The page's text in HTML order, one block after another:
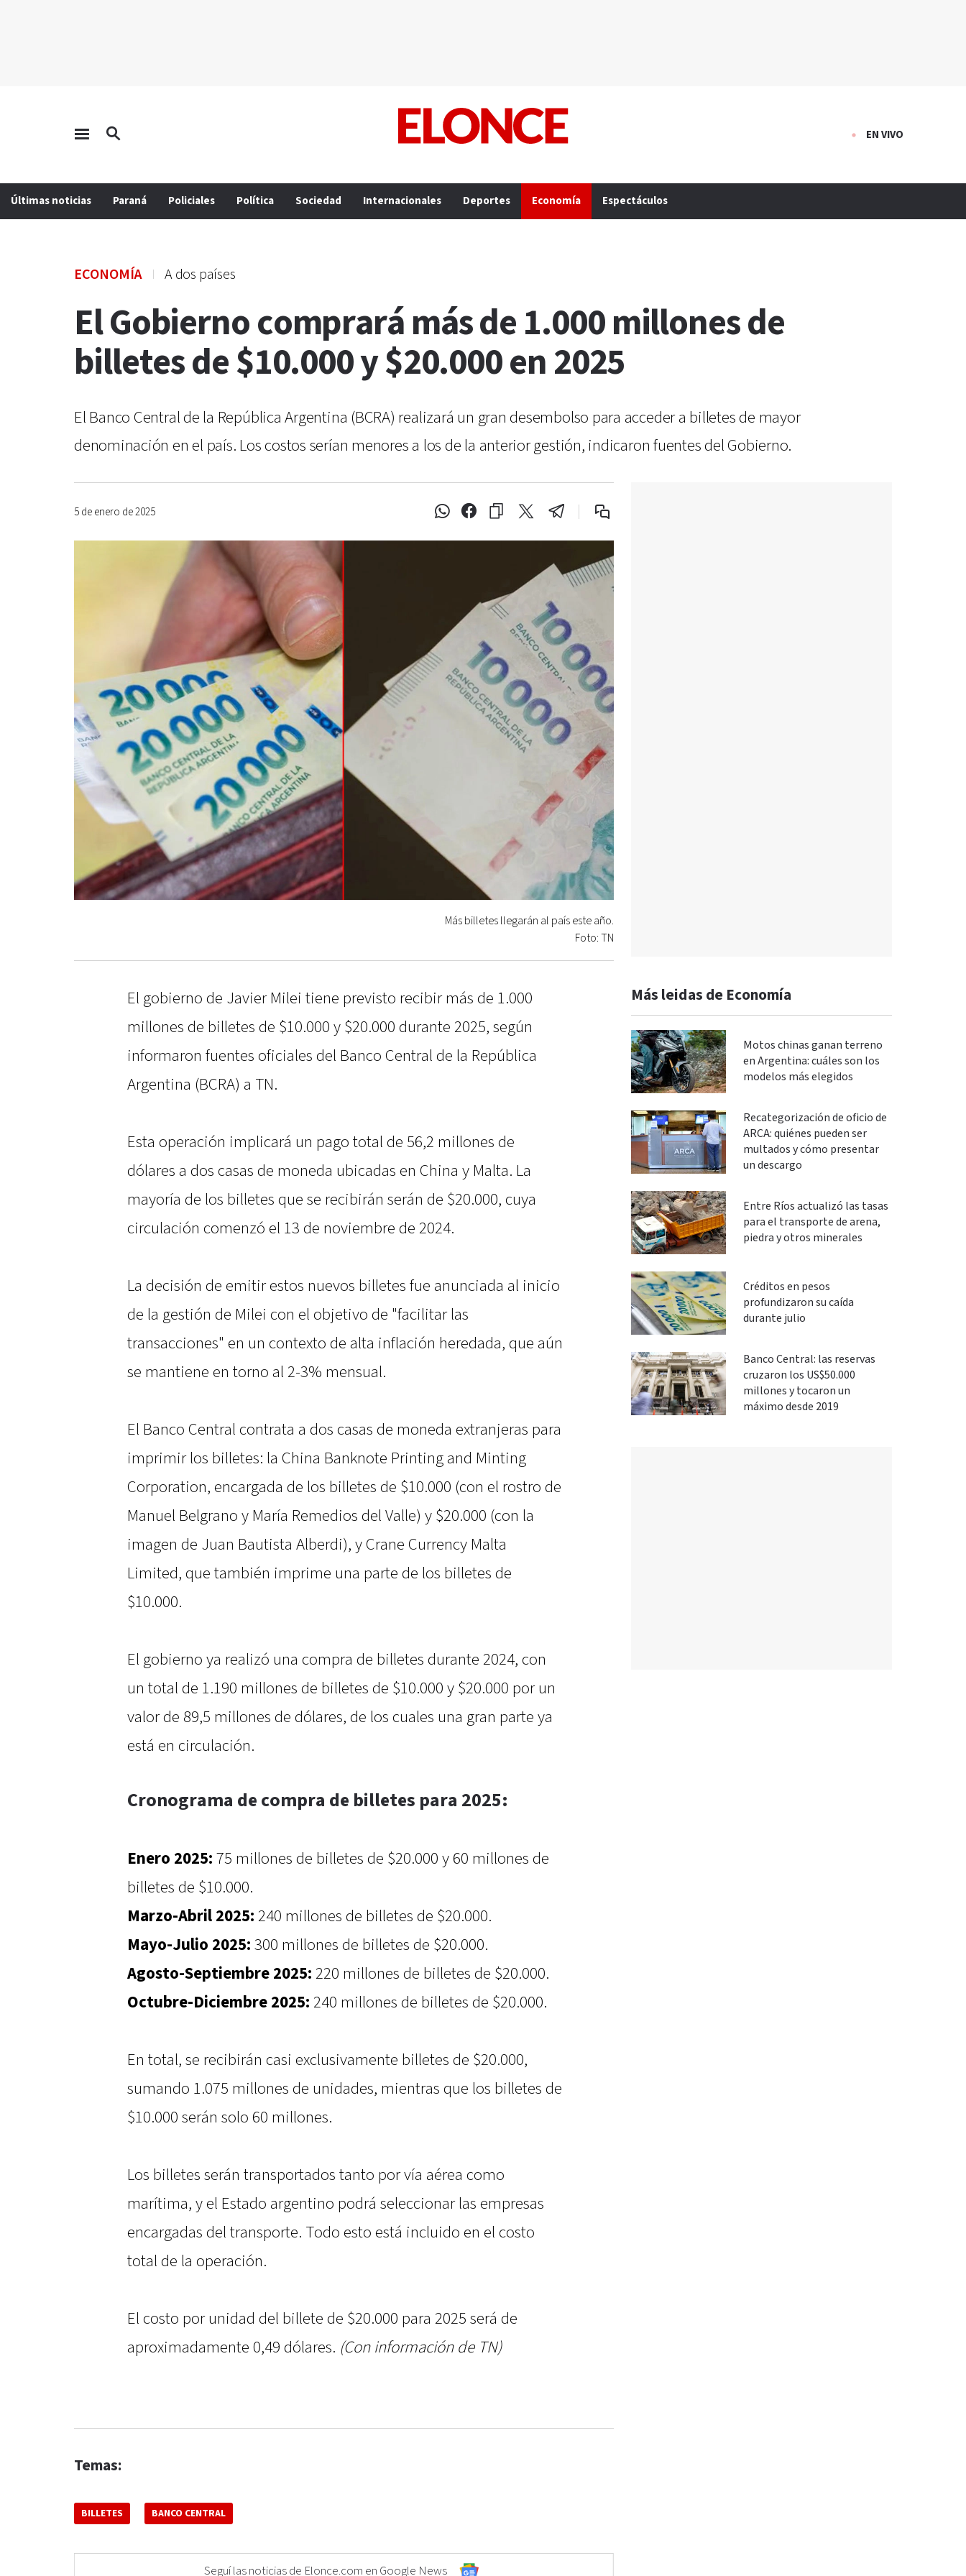
EN VIVO
Últimas noticias Paraná Policiales Política Sociedad Internacionales Deportes Economía Espectáculos
ECONOMÍA A dos países
El Gobierno comprará más de 1.000 millones de
billetes de $10.000 y $20.000 en 2025
El Banco Central de la República Argentina (BCRA) realizará un gran desembolso para acceder a billetes de mayor
denominación en el país. Los costos serían menores a los de la anterior gestión, indicaron fuentes del Gobierno.
5 de enero de 2025
Más billetes llegarán al país este año.
Foto: TN
El gobierno de Javier Milei tiene previsto recibir más de 1.000
millones de billetes de $10.000 y $20.000 durante 2025, según
informaron fuentes oficiales del Banco Central de la República
Argentina (BCRA) a TN.
Esta operación implicará un pago total de 56,2 millones de
dólares a dos casas de moneda ubicadas en China y Malta. La
mayoría de los billetes que se recibirán serán de $20.000, cuya
circulación comenzó el 13 de noviembre de 2024.
La decisión de emitir estos nuevos billetes fue anunciada al inicio
de la gestión de Milei con el objetivo de "facilitar las
transacciones" en un contexto de alta inflación heredada, que aún
se mantiene en torno al 2-3% mensual.
El Banco Central contrata a dos casas de moneda extranjeras para
imprimir los billetes: la China Banknote Printing and Minting
Corporation, encargada de los billetes de $10.000 (con el rostro de
Manuel Belgrano y María Remedios del Valle) y $20.000 (con la
imagen de Juan Bautista Alberdi), y Crane Currency Malta
Limited, que también imprime una parte de los billetes de
$10.000.
El gobierno ya realizó una compra de billetes durante 2024, con
un total de 1.190 millones de billetes de $10.000 y $20.000 por un
valor de 89,5 millones de dólares, de los cuales una gran parte ya
está en circulación.
Cronograma de compra de billetes para 2025:
Enero 2025: 75 millones de billetes de $20.000 y 60 millones de
billetes de $10.000.
Marzo-Abril 2025: 240 millones de billetes de $20.000.
Mayo-Julio 2025: 300 millones de billetes de $20.000.
Agosto-Septiembre 2025: 220 millones de billetes de $20.000.
Octubre-Diciembre 2025: 240 millones de billetes de $20.000.
En total, se recibirán casi exclusivamente billetes de $20.000,
sumando 1.075 millones de unidades, mientras que los billetes de
$10.000 serán solo 60 millones.
Los billetes serán transportados tanto por vía aérea como
marítima, y el Estado argentino podrá seleccionar las empresas
encargadas del transporte. Todo esto está incluido en el costo
total de la operación.
El costo por unidad del billete de $20.000 para 2025 será de
aproximadamente 0,49 dólares. (Con información de TN)
Temas:
BILLETES BANCO CENTRAL
Seguí las noticias de Elonce.com en Google News
Más leidas de Economía
Motos chinas ganan terreno
en Argentina: cuáles son los
modelos más elegidos
Recategorización de oficio de
ARCA: quiénes pueden ser
multados y cómo presentar
un descargo
Entre Ríos actualizó las tasas
para el transporte de arena,
piedra y otros minerales
Créditos en pesos
profundizaron su caída
durante julio
Banco Central: las reservas
cruzaron los US$50.000
millones y tocaron un
máximo desde 2019